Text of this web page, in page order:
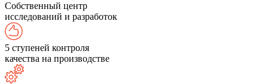
Собственный центр
исследований и разработок
5 ступеней контроля
качества на производстве